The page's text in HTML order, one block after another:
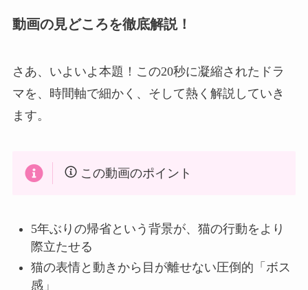
動画の見どころを徹底解説！
さあ、いよいよ本題！この20秒に凝縮されたドラ
マを、時間軸で細かく、そして熱く解説していき
ます。
この動画のポイント
5年ぶりの帰省という背景が、猫の行動をより
際立たせる
猫の表情と動きから目が離せない圧倒的「ボス
感」